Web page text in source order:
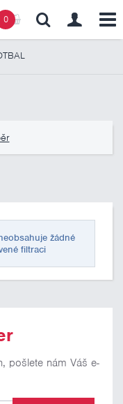
0
žádné
filtraci
pošlete nám Váš e-